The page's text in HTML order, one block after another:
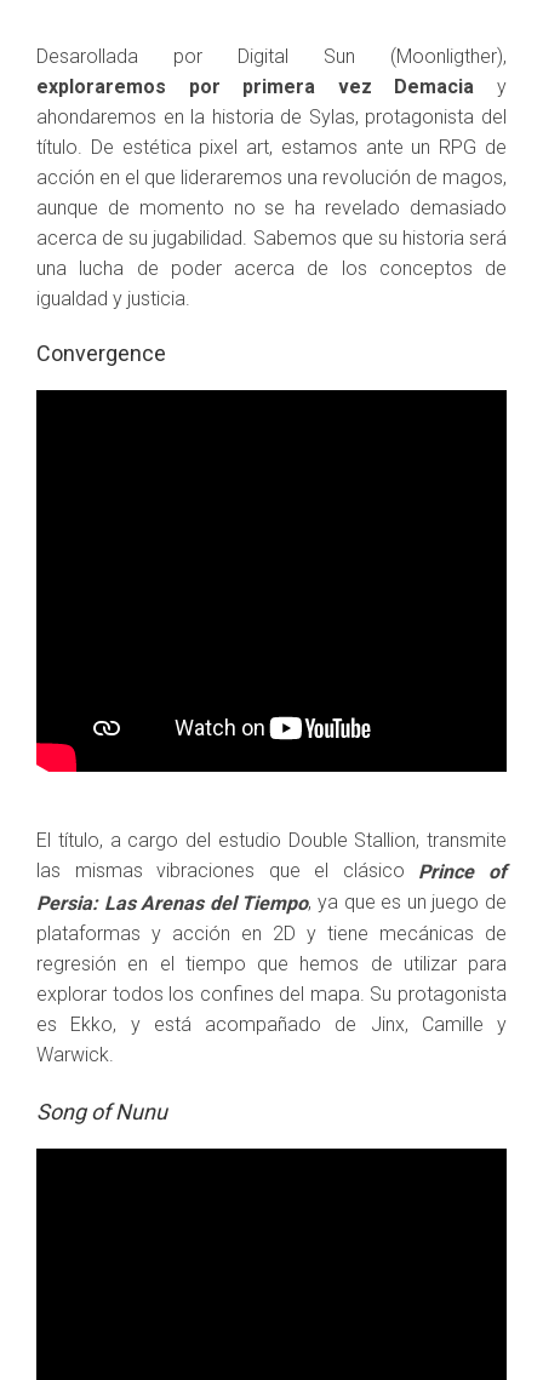
Desarollada por Digital Sun (Moonligther),
exploraremos por primera vez Demacia y
ahondaremos en la historia de Sylas, protagonista del
título. De estética pixel art, estamos ante un RPG de
acción en el que lideraremos una revolución de magos,
aunque de momento no se ha revelado demasiado
acerca de su jugabilidad. Sabemos que su historia será
una lucha de poder acerca de los conceptos de
igualdad y justicia.
Convergence
El título, a cargo del estudio Double Stallion, transmite
las mismas vibraciones que el clásico Prince of
Persia: Las Arenas del Tiempo, ya que es un juego de
plataformas y acción en 2D y tiene mecánicas de
regresión en el tiempo que hemos de utilizar para
explorar todos los confines del mapa. Su protagonista
es Ekko, y está acompañado de Jinx, Camille y
Warwick.
Song of Nunu